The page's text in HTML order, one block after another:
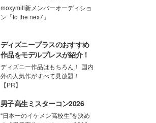
moxymill新メンバーオーディショ
ン「to the nex7」
ディズニープラスのおすすめ
作品をモデルプレスが紹介！
ディズニー作品はもちろん！ 国内
外の人気作がすべて見放題！
【PR】
男子高生ミスターコン2026
“日本一のイケメン高校生”を決め